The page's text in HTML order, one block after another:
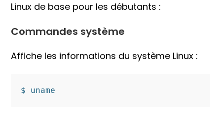
Linux de base pour les débutants :
Commandes système
Affiche les informations du système Linux :
$ uname